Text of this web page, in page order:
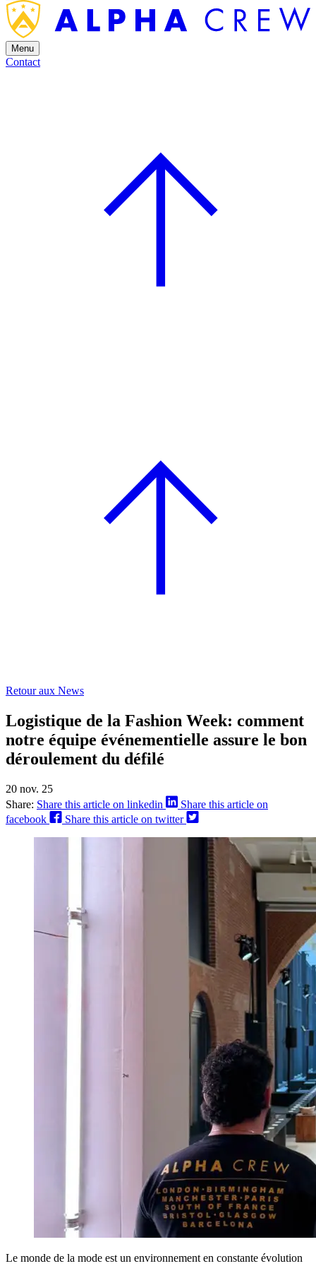
Menu
Contact
Retour aux News
Logistique de la Fashion Week: comment
notre équipe événementielle assure le bon
déroulement du défilé
20 nov. 25
Share: Share this article on linkedin
Share this article on
facebook
Share this article on twitter
Le monde de la mode est un environnement en constante évolution